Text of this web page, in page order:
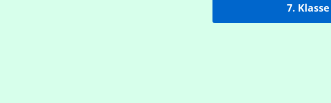
7. Klasse